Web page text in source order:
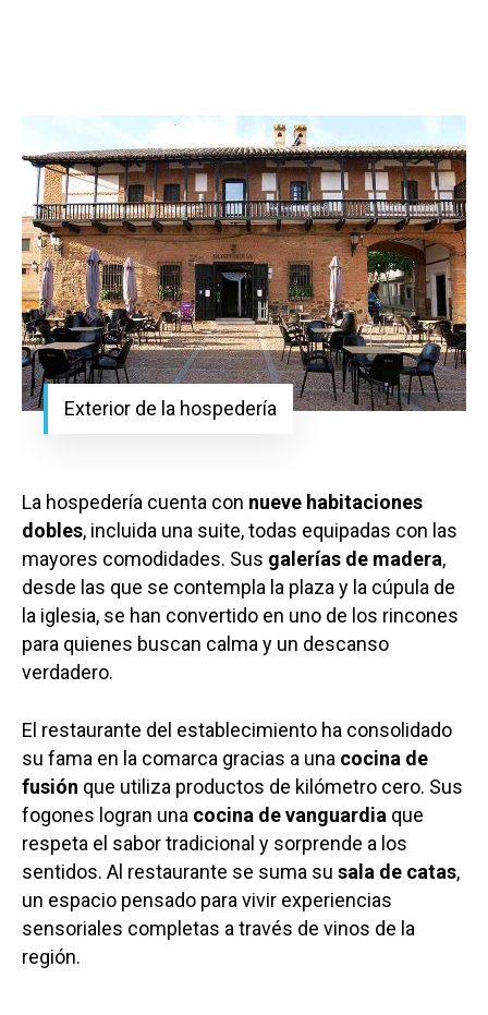
Exterior de la hospedería
La hospedería cuenta con nueve habitaciones
dobles, incluida una suite, todas equipadas con las
mayores comodidades. Sus galerías de madera,
desde las que se contempla la plaza y la cúpula de
la iglesia, se han convertido en uno de los rincones
para quienes buscan calma y un descanso
verdadero.
El restaurante del establecimiento ha consolidado
su fama en la comarca gracias a una cocina de
fusión que utiliza productos de kilómetro cero. Sus
fogones logran una cocina de vanguardia que
respeta el sabor tradicional y sorprende a los
sentidos. Al restaurante se suma su sala de catas,
un espacio pensado para vivir experiencias
sensoriales completas a través de vinos de la
región.